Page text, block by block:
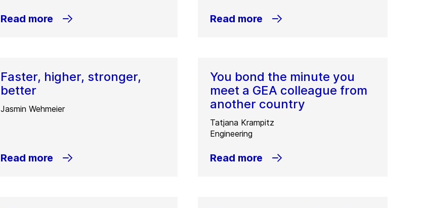
Read more Read more
Faster, higher, stronger,
better
Jasmin Wehmeier
Read more
You bond the minute you
meet a GEA colleague from
another country
Tatjana Krampitz
Engineering
Read more